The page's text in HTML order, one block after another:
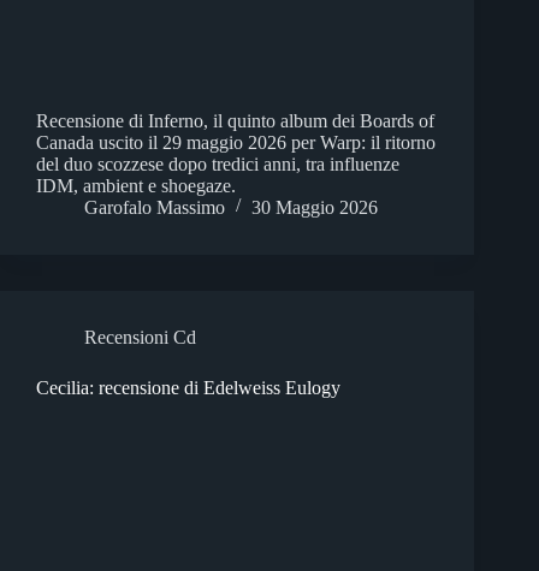
Recensione di Inferno, il quinto album dei Boards of
Canada uscito il 29 maggio 2026 per Warp: il ritorno
del duo scozzese dopo tredici anni, tra influenze
IDM, ambient e shoegaze.
Garofalo Massimo
30 Maggio 2026
Recensioni Cd
Cecilia: recensione di Edelweiss Eulogy